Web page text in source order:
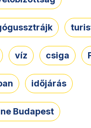
víz csiga
időjárás
Budapest